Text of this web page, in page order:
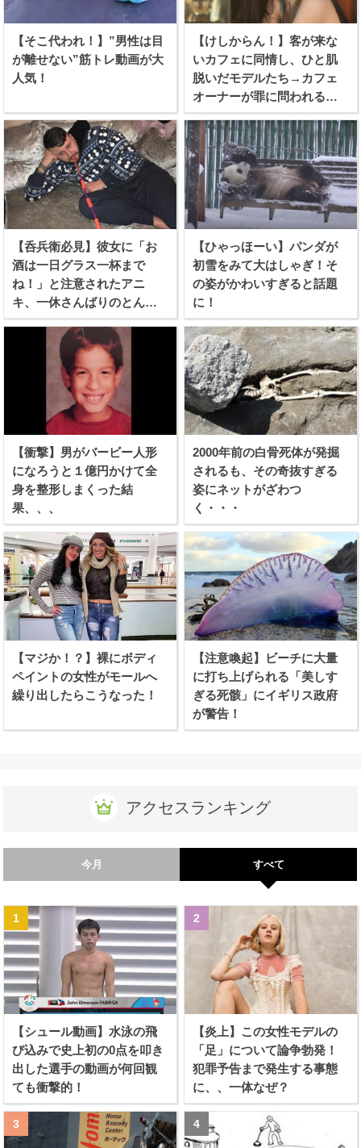
【そこ代われ！】”男性は目
が離せない”筋トレ動画が大
人気！
【けしからん！】客が来な
いカフェに同情し、ひと肌
脱いだモデルたち→カフェ
オーナーが罪に問われる事
態に！
【呑兵衛必見】彼女に「お
酒は一日グラス一杯まで
ね！」と注意されたアニ
キ、一休さんばりのとんち
を利かせる！
【ひゃっほーい】パンダが
初雪をみて大はしゃぎ！そ
の姿がかわいすぎると話題
に！
【衝撃】男がバービー人形
になろうと１億円かけて全
身を整形しまくった結
果、、、
2000年前の白骨死体が発掘
されるも、その奇抜すぎる
姿にネットがざわつ
く・・・
【マジか！？】裸にボディ
ペイントの女性がモールへ
繰り出したらこうなった！
【注意喚起】ビーチに大量
に打ち上げられる「美しす
ぎる死骸」にイギリス政府
が警告！
アクセスランキング
今月 すべて
【シュール動画】水泳の飛
び込みで史上初の0点を叩き
出した選手の動画が何回観
ても衝撃的！
【炎上】この女性モデルの
「足」について論争勃発！
犯罪予告まで発生する事態
に、、一体なぜ？